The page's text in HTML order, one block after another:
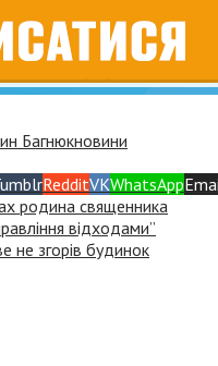
Багнюкновини
RedditVKWhatsApp
родина священника
відходами”
не згорів будинок